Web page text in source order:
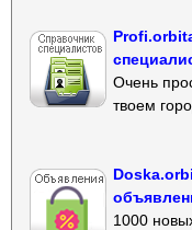
Очень
твоем
1000